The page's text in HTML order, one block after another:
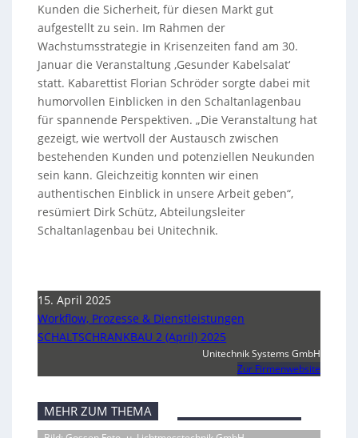
Kunden die Sicherheit, für diesen Markt gut
aufgestellt zu sein. Im Rahmen der
Wachstumsstrategie in Krisenzeiten fand am 30.
Januar die Veranstaltung ‚Gesunder Kabelsalat‘
statt. Kabarettist Florian Schröder sorgte dabei mit
humorvollen Einblicken in den Schaltanlagenbau
für spannende Perspektiven. „Die Veranstaltung hat
gezeigt, wie wertvoll der Austausch zwischen
bestehenden Kunden und potenziellen Neukunden
sein kann. Gleichzeitig konnten wir einen
authentischen Einblick in unsere Arbeit geben“,
resümiert Dirk Schütz, Abteilungsleiter
Schaltanlagenbau bei Unitechnik.
15. April 2025
Workflow, Prozesse & Dienstleistungen
SCHALTSCHRANKBAU 2 (April) 2025
Unitechnik Systems GmbH
Zur Firmenwebsite
MEHR ZUM THEMA